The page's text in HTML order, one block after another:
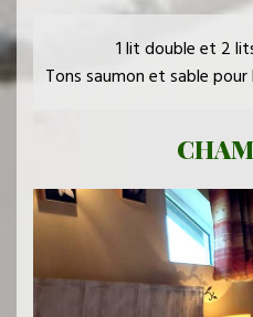
1 lit double et 2
Tons saumon et sable